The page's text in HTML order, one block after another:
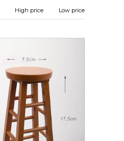
High price Low price